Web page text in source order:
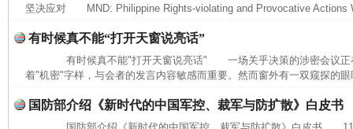
坚决应对 MND: Philippine Rights-violating and Provocative Actions
有时候真不能“打开天窗说亮话”
有时候真不能"打开天窗说亮话" 一场关乎决策的涉密会议正
着"机密"字样，与会者的发言内容敏感而重要。然而窗外有一双窥探的
国防部介绍《新时代的中国军控、裁军与防扩散》白皮书